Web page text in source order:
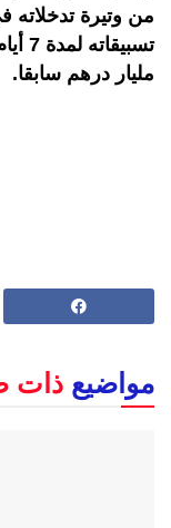
من وتيرة تدخلاته
مليار درهم سابقا.
مواضيع ذات